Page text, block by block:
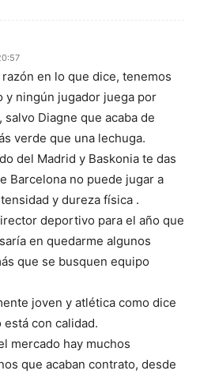
en lo que dice, tenemos
y ningún jugador juega por
salvo Diagne que acaba de
verde que una lechuga.
del Madrid y Baskonia te das
Barcelona no puede jugar a
y dureza física .
deportivo para el año que
en quedarme algunos
que se busquen equipo
joven y atlética como dice
está con calidad.
mercado hay muchos
que acaban contrato, desde